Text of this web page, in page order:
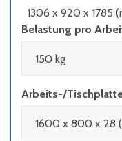
1306 x 920 x 1785
Belastung pro
Arbeits-/